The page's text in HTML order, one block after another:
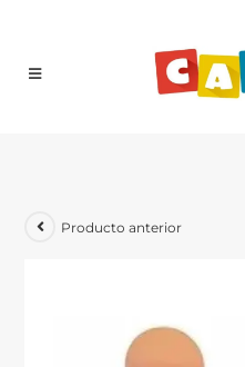
Producto anterior